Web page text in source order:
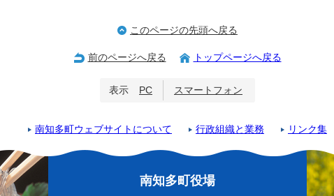
このページの先頭へ戻る
前のページへ戻る トップページへ戻る
表示 PC スマートフォン
南知多町ウェブサイトについて 行政組織と業務 リンク集
南知多町役場